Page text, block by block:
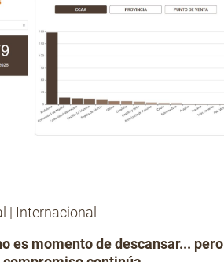
| Internacional
es momento de descansar... pero